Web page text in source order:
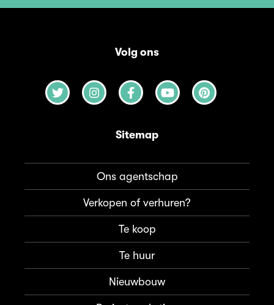
Volg ons
Sitemap
Ons agentschap
Verkopen of verhuren?
Te koop
Te huur
Nieuwbouw